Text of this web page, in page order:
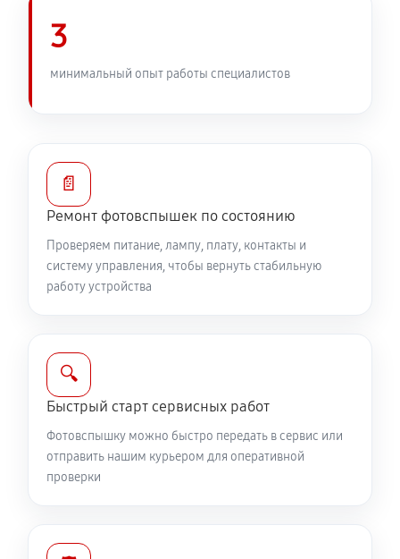
3
минимальный опыт работы специалистов
📄
Ремонт фотовспышек по состоянию
Проверяем питание, лампу, плату, контакты и
систему управления, чтобы вернуть стабильную
работу устройства
🔍
Быстрый старт сервисных работ
Фотовспышку можно быстро передать в сервис или
отправить нашим курьером для оперативной
проверки